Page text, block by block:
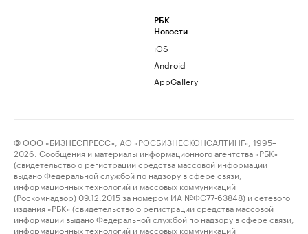
РБК
Новости
iOS
Android
AppGallery
© ООО «БИЗНЕСПРЕСС», АО «РОСБИЗНЕСКОНСАЛТИНГ», 1995–
2026. Сообщения и материалы информационного агентства «РБК»
(свидетельство о регистрации средства массовой информации
выдано Федеральной службой по надзору в сфере связи,
информационных технологий и массовых коммуникаций
(Роскомнадзор) 09.12.2015 за номером ИА №ФС77-63848) и сетевого
издания «РБК» (свидетельство о регистрации средства массовой
информации выдано Федеральной службой по надзору в сфере связи,
информационных технологий и массовых коммуникаций